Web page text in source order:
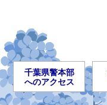
千葉県警本部
へのアクセス